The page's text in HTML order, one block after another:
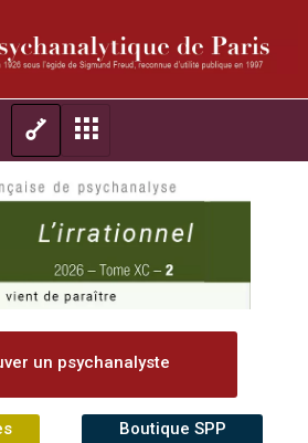
un psychanalyste
Boutique SPP